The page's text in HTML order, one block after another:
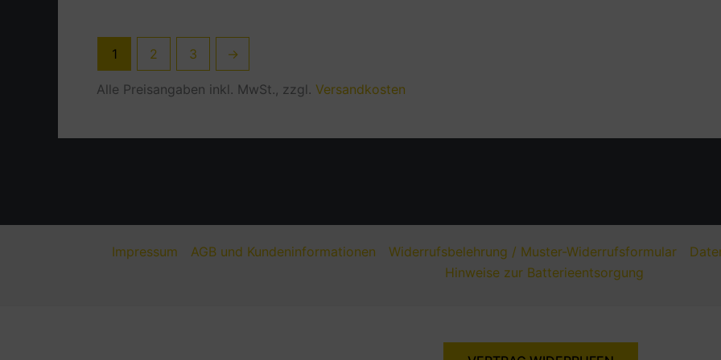
1 2 3 →
Alle Preisangaben inkl. MwSt., zzgl. Versandkosten
Impressum AGB und Kundeninformationen Widerrufsbelehrung / Muster-Widerrufsformular
Hinweise zur Batterieentsorgung